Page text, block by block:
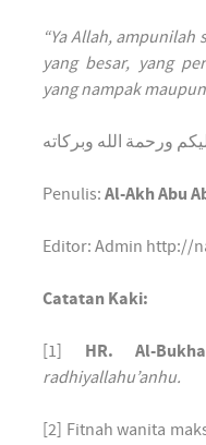
“Ya Allah, ampunilah
yang besar, yang
yang nampak
ورحمة الله وبركاته
Penulis: Al-Akh Abu
Editor: Admin http://
Catatan Kaki:
[1] HR. Al-
radhiyallahu’anhu.
[2] Fitnah wanita